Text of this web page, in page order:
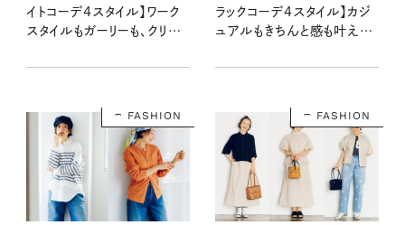
イトコーデ4スタイル】ワーク
スタイルもガーリーも、クリー
力！
ラックコーデ4スタイル】カジ
ュアルもきちんと感も叶える、
FASHION FASHION